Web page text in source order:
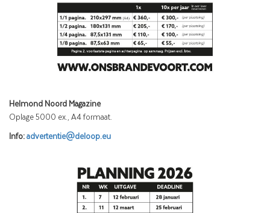
Helmond Noord Magazine
Oplage 5000 ex., A4 formaat.
Info:advertentie@deloop.eu